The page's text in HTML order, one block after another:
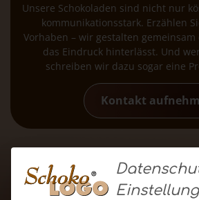
Unsere Schokoladen sind nicht nur
kommunikationsstark. Erzählen
Vorhaben – wir gestalten gemeinsam
das Eindruck hinterlässt. Und
schreiben wir dazu sogar eine
Kontakt